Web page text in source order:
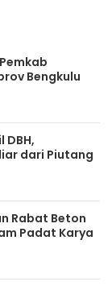
Bengkulu
DBH,
dari Piutang
Rabat Beton
Padat Karya